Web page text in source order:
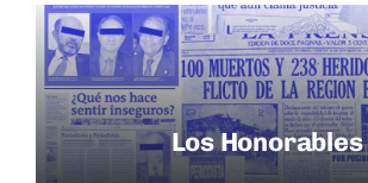
Los Honorables